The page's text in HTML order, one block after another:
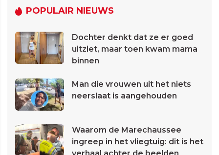
POPULAIR NIEUWS
Dochter denkt dat ze er goed
uitziet, maar toen kwam mama
binnen
Man die vrouwen uit het niets
neerslaat is aangehouden
Waarom de Marechaussee
ingreep in het vliegtuig: dit is het